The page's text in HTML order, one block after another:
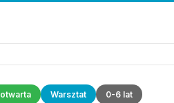
Warsztat 0-6 lat